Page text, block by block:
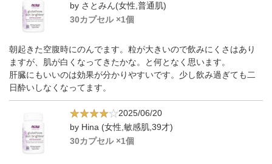
by さとみん(女性,普通肌)
30カプセル ×1個
朝起きた空腹時にのんでます。粒が大きいので飲みにくさはあり
ますが、肌が白くなってきたかな。と何となく思います。
肝臓にもいいのは効果が分かりやすいです。少し飲み過ぎても二
日酔いしなくなってます。
2025/06/20
by Hina (女性,敏感肌,39才)
30カプセル ×1個